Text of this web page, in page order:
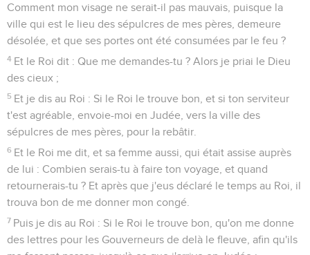
Comment mon visage ne serait-il pas mauvais, puisque la
ville qui est le lieu des sépulcres de mes pères, demeure
désolée, et que ses portes ont été consumées par le feu ?
4 Et le Roi dit : Que me demandes-tu ? Alors je priai le Dieu
des cieux ;
5 Et je dis au Roi : Si le Roi le trouve bon, et si ton serviteur
t'est agréable, envoie-moi en Judée, vers la ville des
sépulcres de mes pères, pour la rebâtir.
6 Et le Roi me dit, et sa femme aussi, qui était assise auprès
de lui : Combien serais-tu à faire ton voyage, et quand
retournerais-tu ? Et après que j'eus déclaré le temps au Roi, il
trouva bon de me donner mon congé.
7 Puis je dis au Roi : Si le Roi le trouve bon, qu'on me donne
des lettres pour les Gouverneurs de delà le fleuve, afin qu'ils